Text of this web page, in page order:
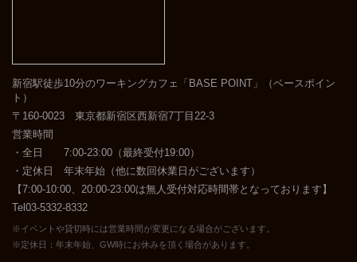
新宿駅徒歩10分のワーキングカフェ「BASE POINT」（ベースポイン
ト）
〒160-0023 東京都新宿区西新宿7丁目22-3
営業時間
・全日 7:00-23:00（最終受付19:00）
・定休日 年末年始（他に数回休業日がございます）
【7:00-10:00、20:00-23:00は無人受付対応時間帯となっております】
Tel03-5332-8332
※イベントや貸切時には営業時間が変更になる場合がございます。
※定休日：年末年始、GW時にお休みを頂く場合があります。